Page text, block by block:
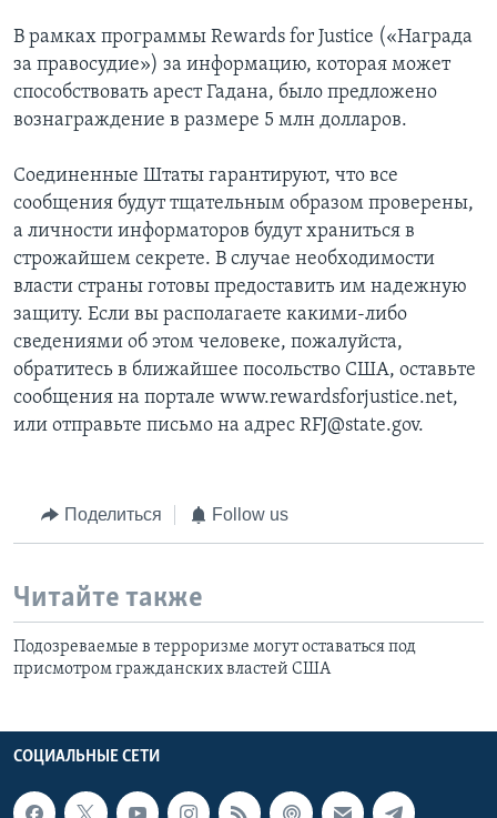
В рамках программы Rewards for Justice («Награда
за правосудие») за информацию, которая может
способствовать арест Гадана, было предложено
вознаграждение в размере 5 млн долларов.
Соединенные Штаты гарантируют, что все
сообщения будут тщательным образом проверены,
а личности информаторов будут храниться в
строжайшем секрете. В случае необходимости
власти страны готовы предоставить им надежную
защиту. Если вы располагаете какими-либо
сведениями об этом человеке, пожалуйста,
обратитесь в ближайшее посольство США, оставьте
сообщения на портале www.rewardsforjustice.net,
или отправьте письмо на адрес RFJ@state.gov.
Поделиться Follow us
Читайте также
Подозреваемые в терроризме могут оставаться под
присмотром гражданских властей США
СОЦИАЛЬНЫЕ СЕТИ